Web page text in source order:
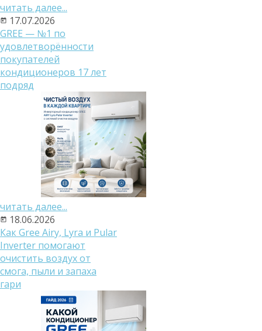
читать далее...
17.07.2026
GREE — №1 по
удовлетворённости
покупателей
кондиционеров 17 лет
подряд
читать далее...
18.06.2026
Как Gree Airy, Lyra и Pular
Inverter помогают
очистить воздух от
смога, пыли и запаха
гари